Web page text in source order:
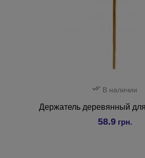
В наличии
Держатель деревянный
58.9грн.